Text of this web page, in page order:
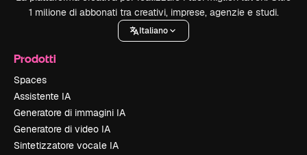
1 milione di abbonati tra creativi, imprese, agenzie e studi.
Italiano
Prodotti
Spaces
Assistente IA
Generatore di immagini IA
Generatore di video IA
Sintetizzatore vocale IA